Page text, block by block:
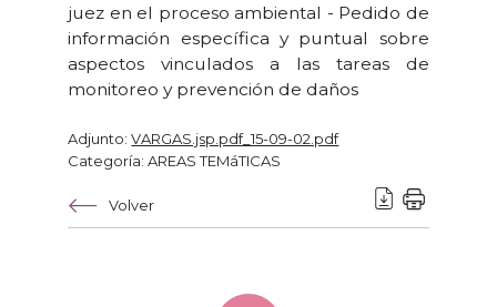
juez en el proceso ambiental - Pedido de
información específica y puntual sobre
aspectos vinculados a las tareas de
monitoreo y prevención de daños
Adjunto:VARGAS.jsp.pdf_15-09-02.pdf
Categoría: AREAS TEMáTICAS
Volver